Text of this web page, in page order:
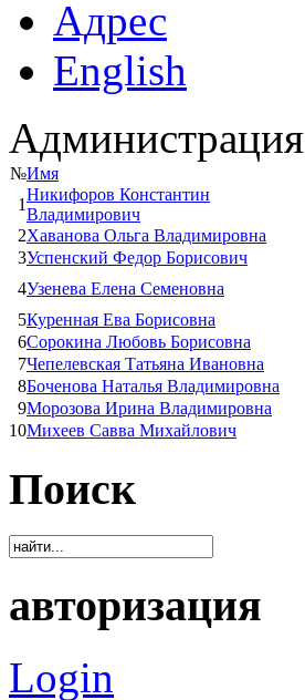
Адрес
English
Администрация
№Имя
1
Никифоров Константин
Владимирович
2Хаванова Ольга Владимировна
3Успенский Федор Борисович
4Узенева Елена Семеновна
5Куренная Ева Борисовна
6Сорокина Любовь Борисовна
7Чепелевская Татьяна Ивановна
8Боченова Наталья Владимировна
9Морозова Ирина Владимировна
10Михеев Савва Михайлович
Поиск
авторизация
Login